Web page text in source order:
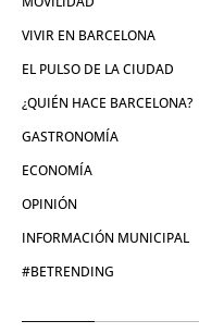
VIVIR EN BARCELONA
EL PULSO DE LA CIUDAD
¿QUIÉN HACE BARCELONA?
GASTRONOMÍA
ECONOMÍA
OPINIÓN
INFORMACIÓN MUNICIPAL
#BETRENDING